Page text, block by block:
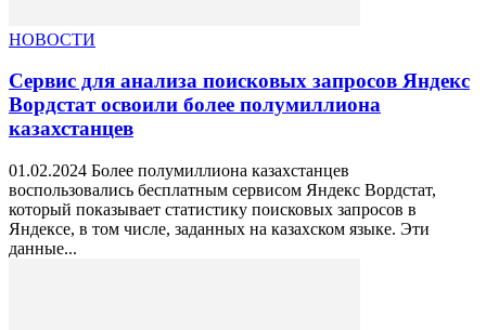
НОВОСТИ
Сервис для анализа поисковых запросов Яндекс
Вордстат освоили более полумиллиона
казахстанцев
01.02.2024 Более полумиллиона казахстанцев
воспользовались бесплатным сервисом Яндекс Вордстат,
который показывает статистику поисковых запросов в
Яндексе, в том числе, заданных на казахском языке. Эти
данные...